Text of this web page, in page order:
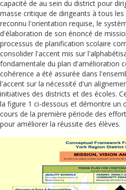
capacité de au sein du district pour
masse critique de dirigeants à tous
reconnu l'orientation requise, le
d'élaboration de son énoncé de
processus de planification scolaire
consolider l'accent mis sur
fondamentale du plan d'amélioration
cohérence a été assurée dans
l'accent sur la nécessité d'un
initiatives des districts et des écoles.
la figure 1 ci-dessous et démontre un
cours de la première période des
pour améliorer la réussite des élèves.